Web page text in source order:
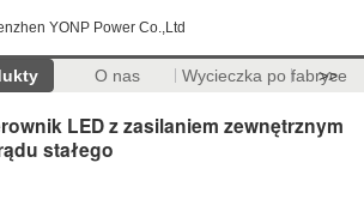
YONP Power Co.,Ltd
O nas Wycieczka po fabryce
>>
LED z zasilaniem zewnętrznym
stałego